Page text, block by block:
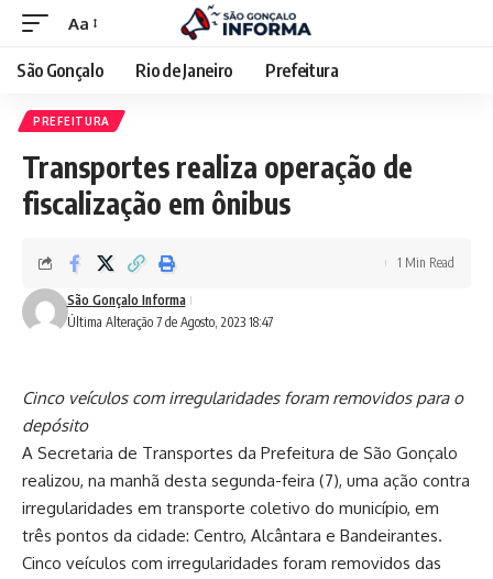
Aa
São Gonçalo Rio de Janeiro Prefeitura
PREFEITURA
Transportes realiza operação de
fiscalização em ônibus
Última Alteração 7 de Agosto, 2023 18:47
São Gonçalo Informa
1 Min Read
Cinco veículos com irregularidades foram removidos para o
depósito
A Secretaria de Transportes da Prefeitura de São Gonçalo
realizou, na manhã desta segunda-feira (7), uma ação contra
irregularidades em transporte coletivo do município, em
três pontos da cidade: Centro, Alcântara e Bandeirantes.
Cinco veículos com irregularidades foram removidos das